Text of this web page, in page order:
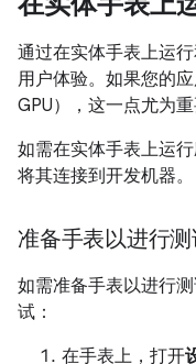
通过在实体手表上运
用户体验。如果您的
GPU），这一点尤为重
如需在实体手表上运
将其连接到开发机器。
准备手表以进行
如需准备手表以进行
试：
在手表上，打开